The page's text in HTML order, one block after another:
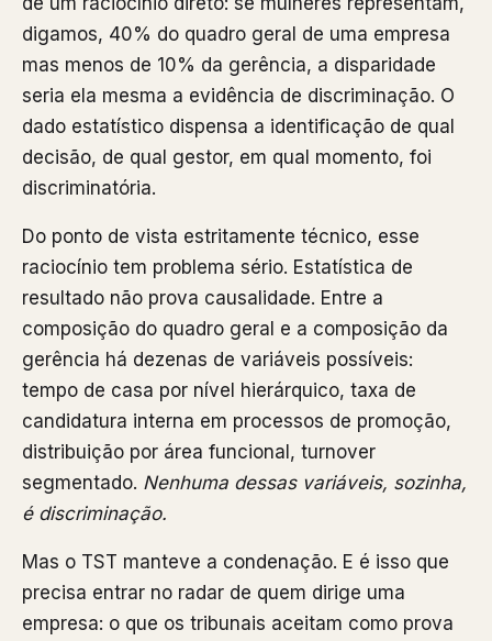
digamos, 40% do quadro geral de uma empresa
mas menos de 10% da gerência, a disparidade
seria ela mesma a evidência de discriminação. O
dado estatístico dispensa a identificação de qual
decisão, de qual gestor, em qual momento, foi
discriminatória.
Do ponto de vista estritamente técnico, esse
raciocínio tem problema sério. Estatística de
resultado não prova causalidade. Entre a
composição do quadro geral e a composição da
gerência há dezenas de variáveis possíveis:
tempo de casa por nível hierárquico, taxa de
candidatura interna em processos de promoção,
distribuição por área funcional, turnover
segmentado. Nenhuma dessas variáveis, sozinha,
é discriminação.
Mas o TST manteve a condenação. E é isso que
precisa entrar no radar de quem dirige uma
empresa: o que os tribunais aceitam como prova